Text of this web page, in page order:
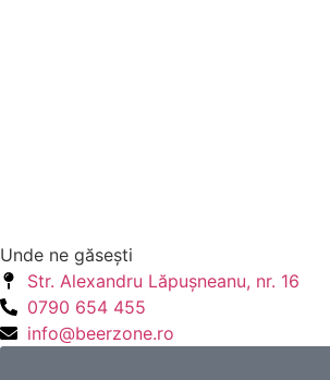
Unde ne găseşti
Str. Alexandru Lăpuşneanu, nr. 16
0790 654 455
info@beerzone.ro